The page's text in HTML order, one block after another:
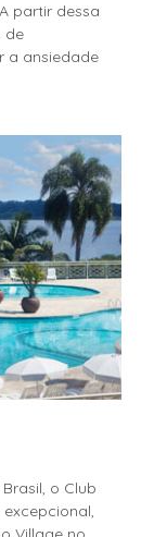
partir dessa
de
a ansiedade
o Club